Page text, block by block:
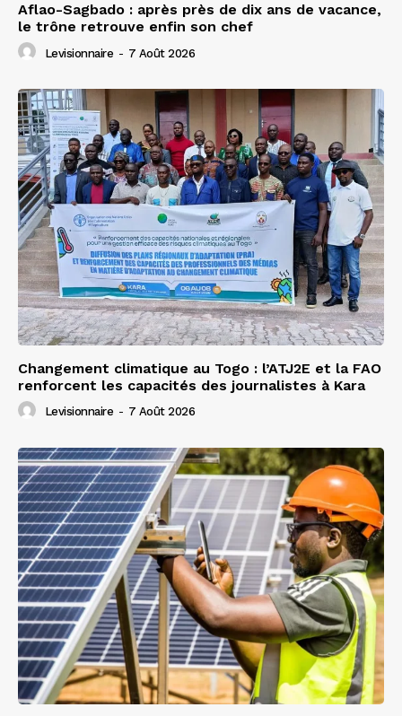
Aflao-Sagbado : après près de dix ans de vacance,
le trône retrouve enfin son chef
Levisionnaire - 7 Août 2026
Changement climatique au Togo : l’ATJ2E et la FAO
renforcent les capacités des journalistes à Kara
Levisionnaire - 7 Août 2026